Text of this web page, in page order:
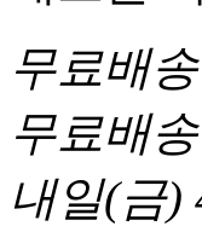
무료배송
무료배송
내일(금)